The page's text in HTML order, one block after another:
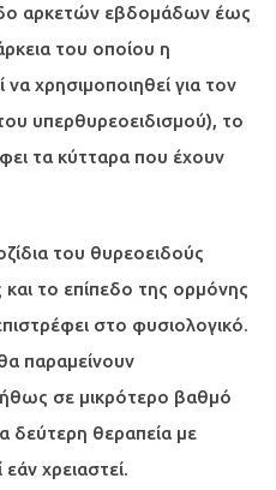
αρκετών εβδομάδων έως
του οποίου η
χρησιμοποιηθεί για τον
υπερθυρεοειδισμού), το
τα κύτταρα που έχουν
του θυρεοειδούς
το επίπεδο της ορμόνης
στο φυσιολογικό.
παραμείνουν
σε μικρότερο βαθμό
δεύτερη θεραπεία με
χρειαστεί.